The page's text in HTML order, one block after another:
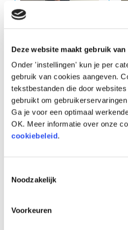
Deze website maakt gebruik van
Onder 'instellingen' kun je per
gebruik van cookies aangeven.
tekstbestanden die door
gebruikt om
Ga je voor een optimaal
OK. Meer informatie over onze
cookiebeleid.
Noodzakelijk
Voorkeuren
Voor